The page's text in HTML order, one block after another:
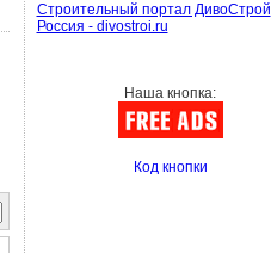
Строительный портал ДивоСтрой
Россия - divostroi.ru
Наша кнопка:
Код кнопки